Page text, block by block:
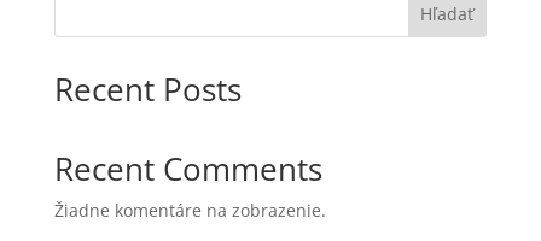
Hľadať
Recent Posts
Recent Comments
Žiadne komentáre na zobrazenie.